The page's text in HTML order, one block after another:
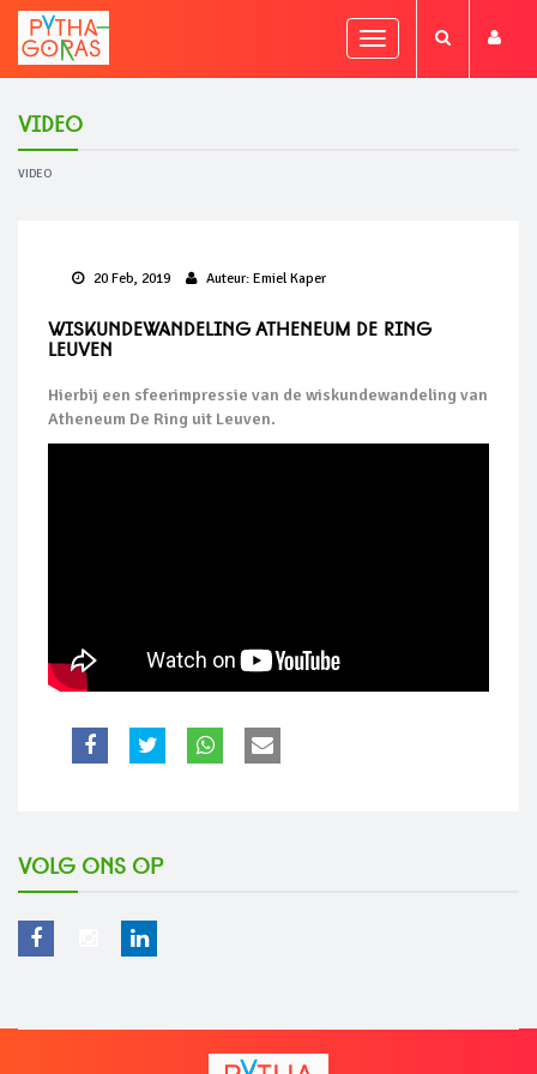
Toggle
navigation
Video
VIDEO
20 Feb, 2019 Auteur: Emiel Kaper
Wiskundewandeling Atheneum De Ring
Leuven
Hierbij een sfeerimpressie van de wiskundewandeling van
Atheneum De Ring uit Leuven.
Volg ons op